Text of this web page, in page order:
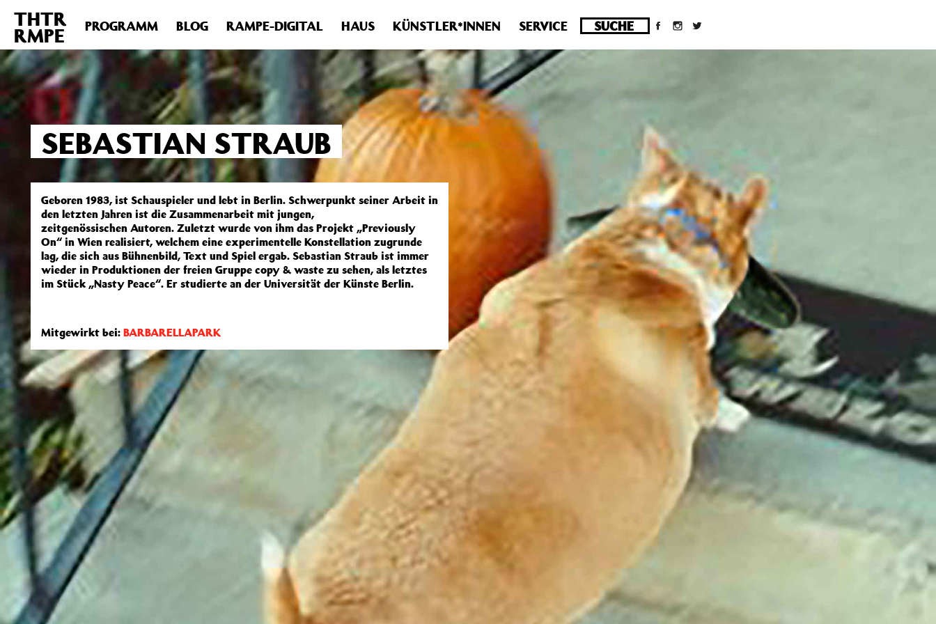
Deprecated : Die Funktion post_permalink ist seit Version 4.4.0 veraltet! Verwende stattdessen get_permalink(). in /homepages/10/d43051023/htdocs/wordpress/wp-
includes/functions.phpon line6031
THTR
RMPE PROGRAMM BLOG RAMPE-DIGITAL HAUS KÜNSTLER*INNEN SERVICE
SEBASTIAN STRAUB
Geboren 1983, ist Schauspieler und lebt in Berlin. Schwerpunkt seiner Arbeit in
den letzten Jahren ist die Zusammenarbeit mit jungen,
zeitgenössischen Autoren. Zuletzt wurde von ihm das Projekt „Previously
On“ in Wien realisiert, welchem eine experimentelle Konstellation zugrunde
lag, die sich aus Bühnenbild, Text und Spiel ergab. Sebastian Straub ist immer
wieder in Produktionen der freien Gruppe copy & waste zu sehen, als letztes
im Stück „Nasty Peace“. Er studierte an der Universität der Künste Berlin.
Mitgewirkt bei: BARBARELLAPARK